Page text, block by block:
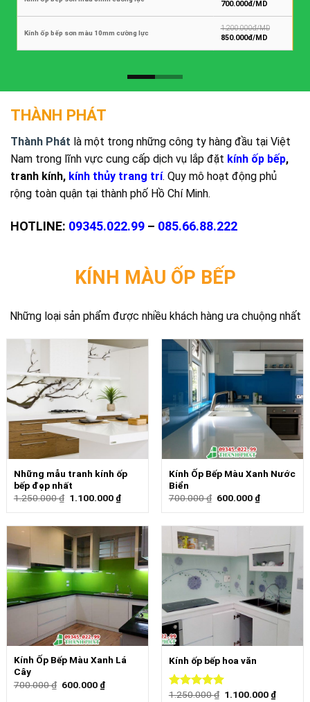
THÀNH PHÁT
Thành Phát là một trong những công ty hàng đầu tại Việt
Nam trong lĩnh vực cung cấp dịch vụ lắp đặt kính ốp bếp,
tranh kính, kính thủy trang trí. Quy mô hoạt động phủ
rộng toàn quận tại thành phố Hồ Chí Minh.
HOTLINE: 09345.022.99 – 085.66.88.222
KÍNH MÀU ỐP BẾP
Những loại sản phẩm được nhiều khách hàng ưa chuộng nhất
Những mẫu tranh kính ốp
bếp đẹp nhất
1.250.000₫ 1.100.000 ₫
Kính Ốp Bếp Màu Xanh Nước
Biển
700.000₫ 600.000 ₫
Kính Ốp Bếp Màu Xanh Lá
Cây
700.000₫ 600.000 ₫
Kính ốp bếp hoa văn
Được xếp
1.250.000₫ 1.100.000 ₫